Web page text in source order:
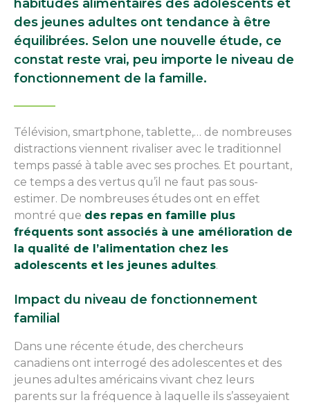
habitudes alimentaires des adolescents et
des jeunes adultes ont tendance à être
équilibrées. Selon une nouvelle étude, ce
constat reste vrai, peu importe le niveau de
fonctionnement de la famille.
Télévision, smartphone, tablette,… de nombreuses
distractions viennent rivaliser avec le traditionnel
temps passé à table avec ses proches. Et pourtant,
ce temps a des vertus qu’il ne faut pas sous-
estimer. De nombreuses études ont en effet
montré que des repas en famille plus
fréquents sont associés à une amélioration de
la qualité de l’alimentation chez les
adolescents et les jeunes adultes.
Impact du niveau de fonctionnement
familial
Dans une récente étude, des chercheurs
canadiens ont interrogé des adolescentes et des
jeunes adultes américains vivant chez leurs
parents sur la fréquence à laquelle ils s’asseyaient